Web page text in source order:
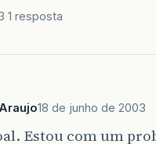
1 resposta
18 de junho de 2003
Estou com um